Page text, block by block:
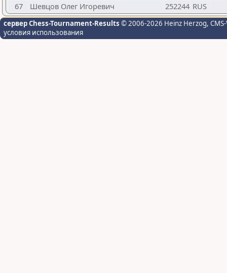
67 Шевцов Олег Игоревич 252244 RUS
сервер Chess-Tournament-Results © 2006-2026 Heinz Herzog,
условия использования